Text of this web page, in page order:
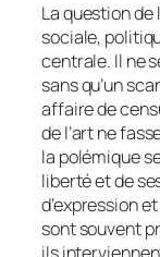
La question
sociale,
centrale. Il ne
sans qu’un
affaire de
de l’art ne
la polémique
liberté et de
d’expression
sont souvent